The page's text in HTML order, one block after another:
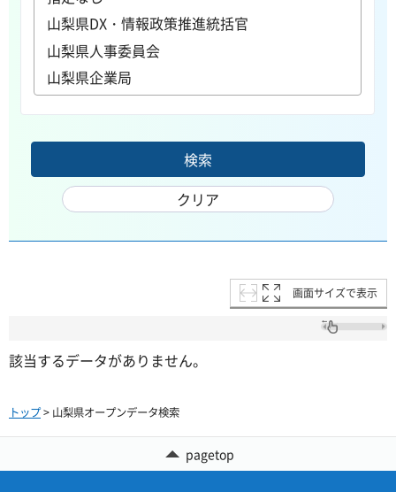
画面サイズで表示
該当するデータがありません。
トップ> 山梨県オープンデータ検索
pagetop